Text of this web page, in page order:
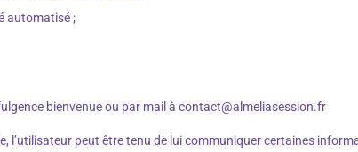
automatisé ;
bienvenue ou par mail à contact@almeliasession.fr
peut être tenu de lui communiquer certaines